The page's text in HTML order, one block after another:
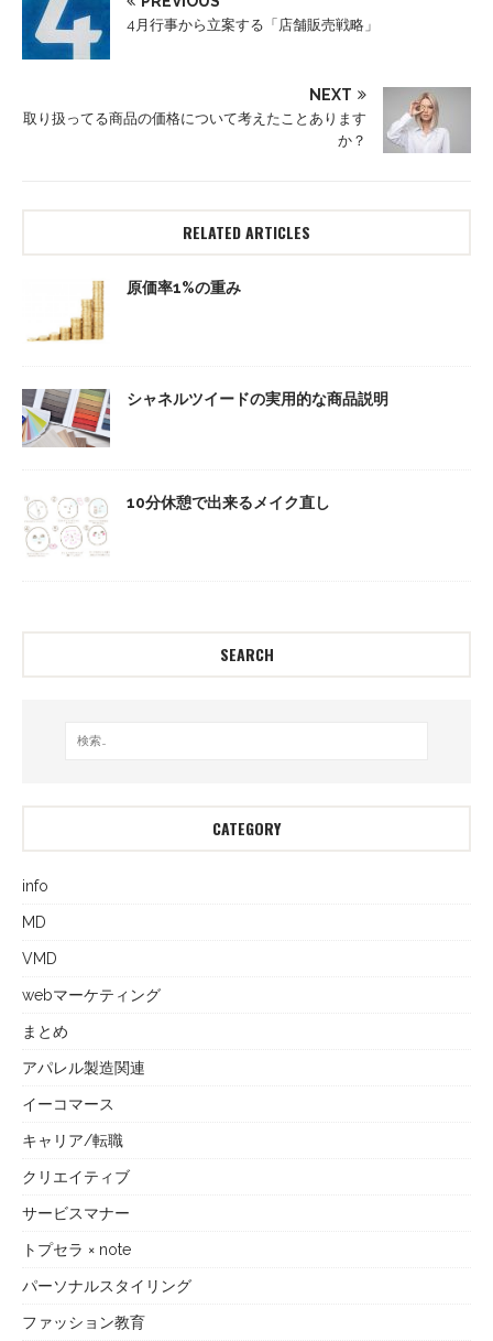
4月行事から立案する「店舗販売戦略」
NEXT
取り扱ってる商品の価格について考えたことあります
か？
RELATED ARTICLES
原価率1%の重み
シャネルツイードの実用的な商品説明
10分休憩で出来るメイク直し
SEARCH
CATEGORY
info
MD
VMD
webマーケティング
まとめ
アパレル製造関連
イーコマース
キャリア/転職
クリエイティブ
サービスマナー
トプセラ × note
パーソナルスタイリング
ファッション教育